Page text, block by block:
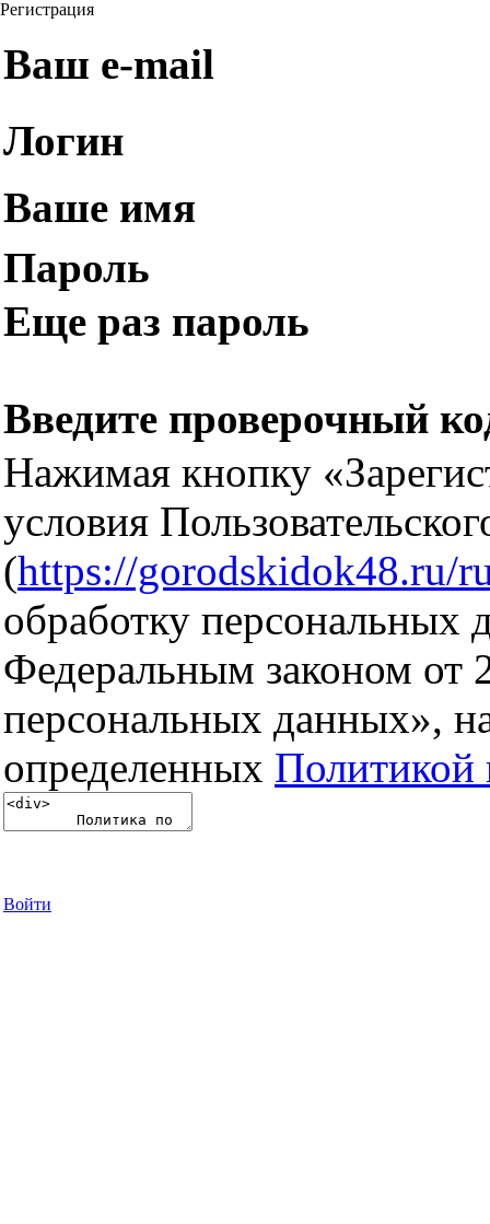
Регистрация
Ваш e-mail
Логин
Ваше имя
Пароль
Еще раз пароль
Введите проверочный
Нажимая кнопку
условия
(https://gorodskidok48.ru/
обработку персональных
Федеральным законом
персональных данных»,
определенных Политикой
Войти